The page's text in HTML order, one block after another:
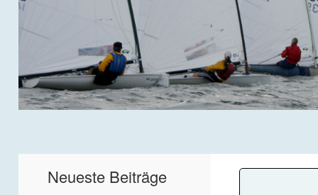
Neueste Beiträge